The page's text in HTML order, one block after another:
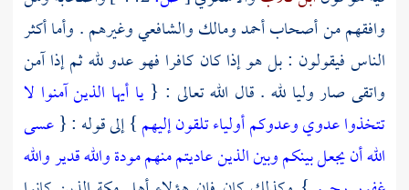
وافقهم من أصحابأحمدومالكوالشافعيوغيرهم . وأما أكثر
الناس فيقولون : بل هو إذا كان كافرا فهو عدو لله ثم إذا آمن
واتقى صار وليا لله . قال الله تعالى : {يا أيها الذين آمنوا لا
تتخذوا عدوي وعدوكم أولياء تلقون إليهم} إلى قوله : {عسى
الله أن يجعل بينكم وبين الذين عاديتم منهم مودة والله قدير والله